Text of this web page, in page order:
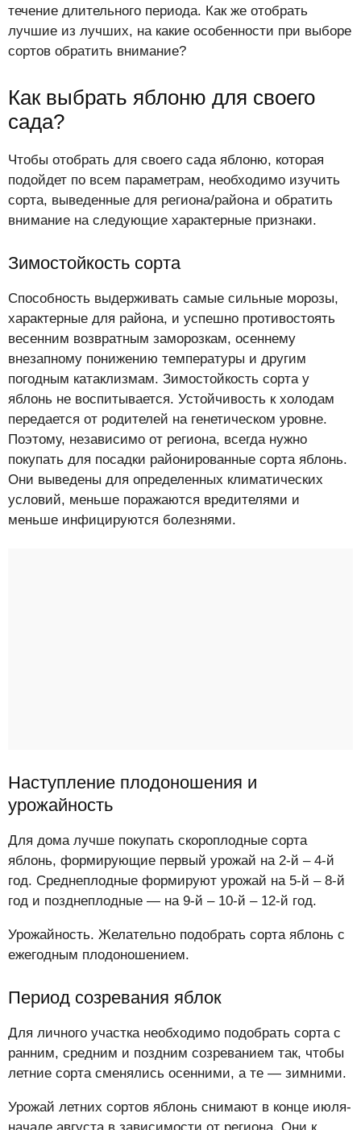
течение длительного периода. Как же отобрать
лучшие из лучших, на какие особенности при выборе
сортов обратить внимание?
Как выбрать яблоню для своего
сада?
Чтобы отобрать для своего сада яблоню, которая
подойдет по всем параметрам, необходимо изучить
сорта, выведенные для региона/района и обратить
внимание на следующие характерные признаки.
Зимостойкость сорта
Способность выдерживать самые сильные морозы,
характерные для района, и успешно противостоять
весенним возвратным заморозкам, осеннему
внезапному понижению температуры и другим
погодным катаклизмам. Зимостойкость сорта у
яблонь не воспитывается. Устойчивость к холодам
передается от родителей на генетическом уровне.
Поэтому, независимо от региона, всегда нужно
покупать для посадки районированные сорта яблонь.
Они выведены для определенных климатических
условий, меньше поражаются вредителями и
меньше инфицируются болезнями.
Наступление плодоношения и
урожайность
Для дома лучше покупать скороплодные сорта
яблонь, формирующие первый урожай на 2-й – 4-й
год. Среднеплодные формируют урожай на 5-й – 8-й
год и позднеплодные — на 9-й – 10-й – 12-й год.
Урожайность. Желательно подобрать сорта яблонь с
ежегодным плодоношением.
Период созревания яблок
Для личного участка необходимо подобрать сорта с
ранним, средним и поздним созреванием так, чтобы
летние сорта сменялись осенними, а те — зимними.
Урожай летних сортов яблонь снимают в конце июля-